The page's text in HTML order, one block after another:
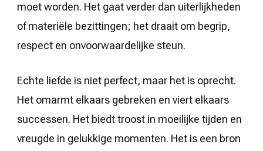
moet worden. Het gaat verder dan uiterlijkheden
of materiële bezittingen; het draait om begrip,
respect en onvoorwaardelijke steun.
Echte liefde is niet perfect, maar het is oprecht.
Het omarmt elkaars gebreken en viert elkaars
successen. Het biedt troost in moeilijke tijden en
vreugde in gelukkige momenten. Het is een bron